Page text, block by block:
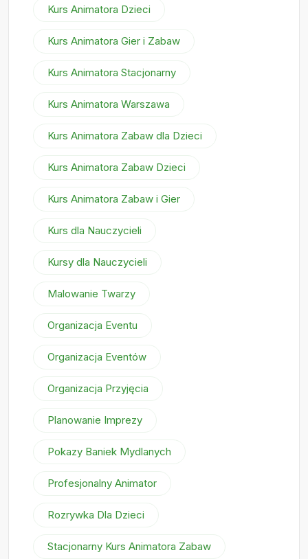
Kurs Animatora Dzieci
Kurs Animatora Gier i Zabaw
Kurs Animatora Stacjonarny
Kurs Animatora Warszawa
Kurs Animatora Zabaw dla Dzieci
Kurs Animatora Zabaw Dzieci
Kurs Animatora Zabaw i Gier
Kurs dla Nauczycieli
Kursy dla Nauczycieli
Malowanie Twarzy
Organizacja Eventu
Organizacja Eventów
Organizacja Przyjęcia
Planowanie Imprezy
Pokazy Baniek Mydlanych
Profesjonalny Animator
Rozrywka Dla Dzieci
Stacjonarny Kurs Animatora Zabaw